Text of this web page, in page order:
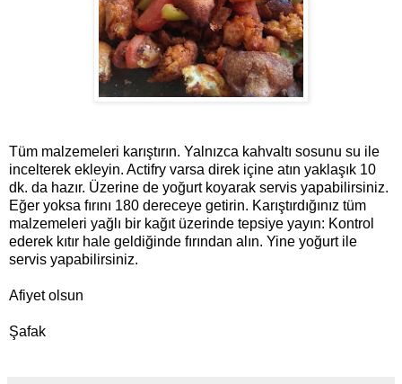
Tüm malzemeleri karıştırın. Yalnızca kahvaltı sosunu su ile
incelterek ekleyin. Actifry varsa direk içine atın yaklaşık 10
dk. da hazır. Üzerine de yoğurt koyarak servis yapabilirsiniz.
Eğer yoksa fırını 180 dereceye getirin. Karıştırdığınız tüm
malzemeleri yağlı bir kağıt üzerinde tepsiye yayın: Kontrol
ederek kıtır hale geldiğinde fırından alın. Yine yoğurt ile
servis yapabilirsiniz.
Afiyet olsun
Şafak